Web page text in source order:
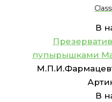
В
пупырышками
В